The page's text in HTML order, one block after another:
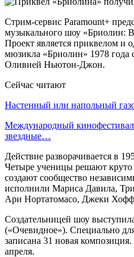
Стрим-сервис Paramount+
музыкального шоу «Бриолин:
Проект является приквелом и
мюзикла «Бриолин» 1978
Оливией Ньютон-Джон.
Сейчас читают
Настенный или напольный
Международный
звездные…
Действие разворачивается в
Четыре ученицы решают
создают сообщество
исполнили Мариса Давила,
Ари Нортатомасо, Джеки
Создательницей шоу
(«Очевидное»). Специально
записана 31 новая
апреля.